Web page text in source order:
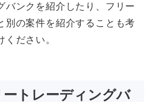
バンクを紹介したり、フリー
別の案件を紹介することも考
ください。
ートレーディングバ